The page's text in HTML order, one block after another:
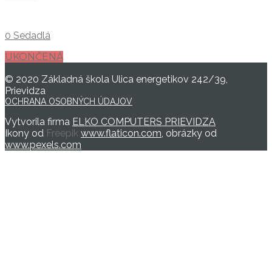
0 Sedadlá
UKONČENÁ
© 2020 Základná škola Ulica energetikov 242/39,
Prievidza
OCHRANA OSOBNÝCH ÚDAJOV
Vytvorila firma ELKO COMPUTERS PRIEVIDZA
Ikony od Freepik www.flaticon.com, obrázky od
www.pexels.com